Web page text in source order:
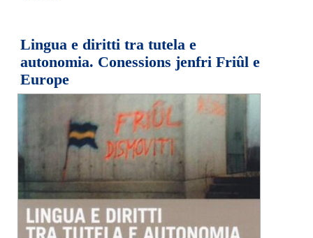
Lingua e diritti tra tutela e
autonomia. Conessions jenfri Friûl e
Europe